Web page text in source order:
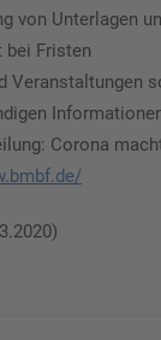
von Unterlagen
bei Fristen
Veranstaltungen
Corona